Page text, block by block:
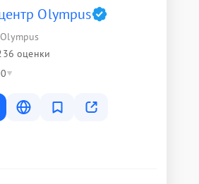
Olympus
оценки